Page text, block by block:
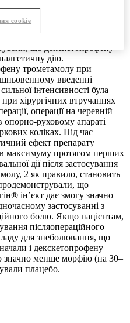
декскетопрофену
1 та
тварин та у людей.
Клінічні дослідження при
що декскетопрофену
дію.
трометамолу при
введенні
інтенсивності була
хірургічних втручаннях
операції на черевній
руховому апараті
коліках. Під час
ефект препарату
максимуму протягом перших
дії після застосування
2 як правило, становить
що
ін’єкт дає змогу значно
застосуванні з
болю. Якщо пацієнтам,
післяопераційного
для знеболювання, що
і декскетопрофену
значно менше морфію (на 30–
плацебо.
cookie